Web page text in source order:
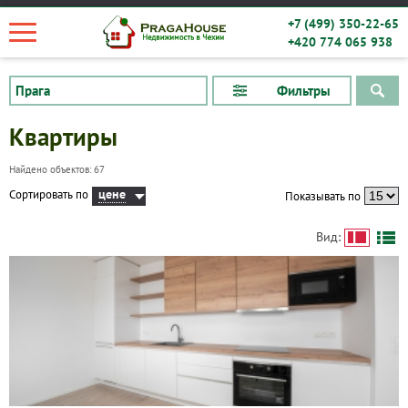
+7 (499) 350-22-65
+420 774 065 938
Фильтры
Квартиры
Найдено объектов: 67
Сортировать по цене Показывать по
Вид: